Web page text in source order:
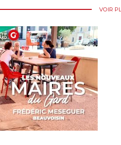
VOIR